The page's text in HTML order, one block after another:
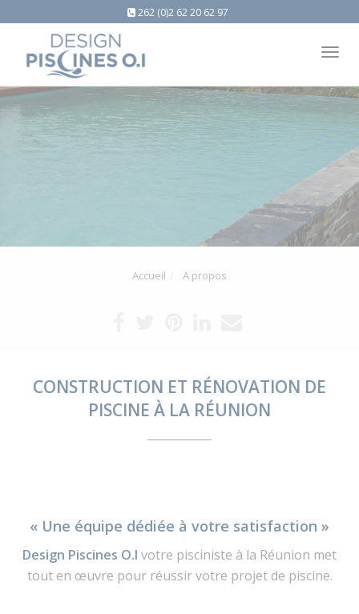
262 (0)2 62 20 62 97
Accueil A propos
CONSTRUCTION ET RÉNOVATION DE
PISCINE À LA RÉUNION
« Une équipe dédiée à votre satisfaction »
Design Piscines O.I votre pisciniste à la Réunion met
tout en œuvre pour réussir votre projet de piscine.